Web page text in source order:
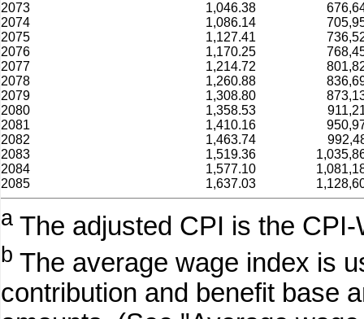
2073
1,046.38
2074
1,086.14
2075
1,127.41
2076
1,170.25
2077
1,214.72
2078
1,260.88
2079
1,308.80
2080
1,358.53
2081
1,410.16
2082
1,463.74
2083
1,519.36
2084
1,577.10
2085
1,637.03
a The adjusted CPI is the
b The average wage index is
contribution and benefit base